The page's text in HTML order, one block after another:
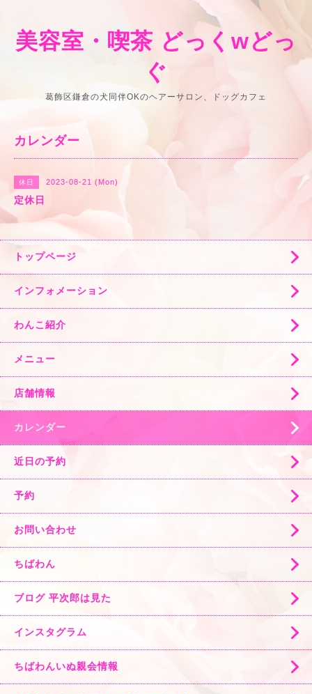
美容室・喫茶 どっくwどっ
ぐ
葛飾区鎌倉の犬同伴OKのヘアーサロン、ドッグカフェ
カレンダー
休日 2023-08-21 (Mon)
定休日
トップページ
インフォメーション
わんこ紹介
メニュー
店舗情報
カレンダー
近日の予約
予約
お問い合わせ
ちばわん
ブログ 平次郎は見た
インスタグラム
ちばわんいぬ親会情報